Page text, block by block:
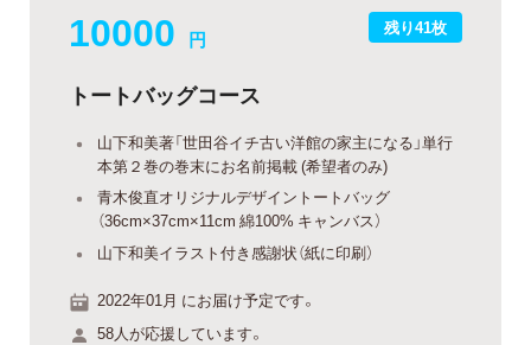
残り41枚
10000 円
トートバッグコース
山下和美著「世田谷イチ古い洋館の家主になる」単行
本第２巻の巻末にお名前掲載 (希望者のみ)
青木俊直オリジナルデザイントートバッグ
（36cm×37cm×11cm 綿100% キャンバス）
山下和美イラスト付き感謝状（紙に印刷）
2022年01月 にお届け予定です。
58人が応援しています。